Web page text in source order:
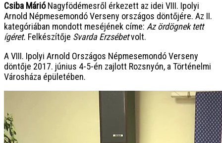
Csiba MárióNagyfödémesről érkezett az idei VIII. Ipolyi
Arnold Népmesemondó Verseny országos döntőjére. Az II.
kategóriában mondott meséjének címe: Az ördögnek tett
ígéret. Felkészítője Svarda Erzsébetvolt.
A VIII. Ipolyi Arnold Országos Népmesemondó Verseny
döntője 2017. június 4-5-én zajlott Rozsnyón, a Történelmi
Városháza épületében.